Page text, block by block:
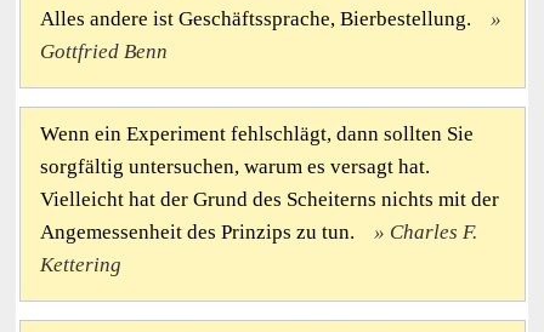
Alles andere ist Geschäftssprache, Bierbestellung.
Gottfried Benn
Wenn ein Experiment fehlschlägt, dann sollten Sie
sorgfältig untersuchen, warum es versagt hat.
Vielleicht hat der Grund des Scheiterns nichts mit der
Angemessenheit des Prinzips zu tun.
Charles F.
Kettering